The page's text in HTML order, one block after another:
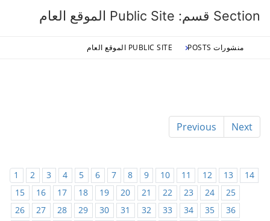
Section قسم: Public Site الموقع العام
منشورات POSTS PUBLIC SITE الموقع العام
Previous Next
1 2 3 4 5 6 7 8 9 10 11 12 13
14
15
16 17 18 19 20 21 22 23 24
25
26
27 28 29 30 31 32 33 34 35
36